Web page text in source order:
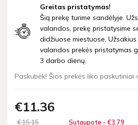
Greitas pristatymas!
Šią prekę turime sandėlyje.
valandos, prekę pristatysime
didžiuose miestuose.
valandos prekės pristatymas
3 darbo dienų.
Paskubėk! Šios prekės liko paskutiniai
€11 36
€1515 Sutaupote - €3 79